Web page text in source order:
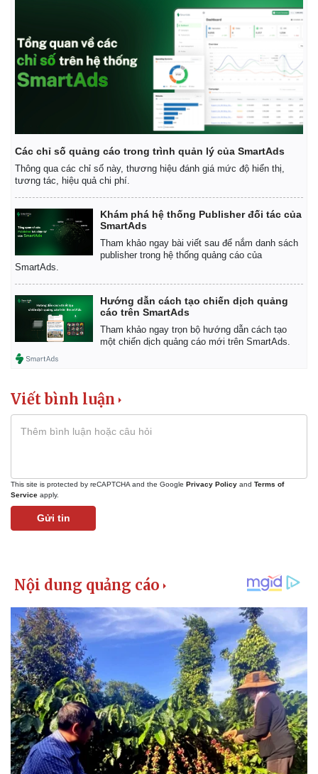
Pháp luật
Vụ án
Tin nóng
Tư vấn luật
Quân sự - Quốc phòng
Vũ khí
Việt Nam
Phân tích
Các chỉ số quảng cáo trong trình quản lý của SmartAds
Thông qua các chỉ số này, thương hiệu đánh giá mức độ hiển thị,
tương tác, hiệu quả chi phí.
Khám phá hệ thống Publisher đối tác của
SmartAds
Tham khảo ngay bài viết sau để nắm danh sách
publisher trong hệ thống quảng cáo của
SmartAds.
Hướng dẫn cách tạo chiến dịch quảng
cáo trên SmartAds
Tham khảo ngay trọn bộ hướng dẫn cách tạo
một chiến dịch quảng cáo mới trên SmartAds.
Viết bình luận
This site is protected by reCAPTCHA and the Google Privacy Policy and Terms of
Service apply.
Gửi tin